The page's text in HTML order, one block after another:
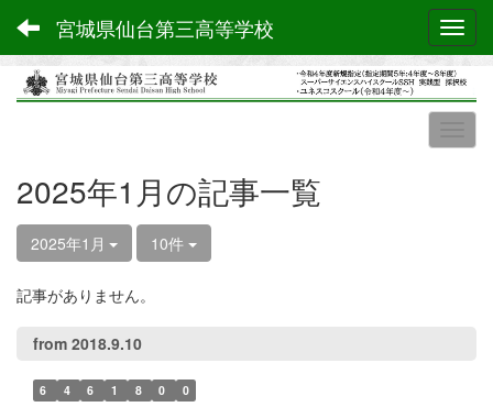
宮城県仙台第三高等学校
2025年1月の記事一覧
2025年1月 10件
記事がありません。
from 2018.9.10
6 4 6 1 8 0 0